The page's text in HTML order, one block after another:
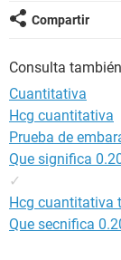
SEXUALIDAD
GLOSARIO
Compartir
Consulta
Cuantitativa
Hcg cuantitativa
Prueba de
Que significa
✓
Hcg cuantitativa
Que secnifica